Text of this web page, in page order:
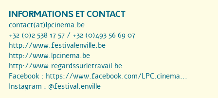
INFORMATIONS ET CONTACT
contact(at)lpcinema.be
+32 (0)2 538 17 57 / +32 (0)493 56 69 07
http://www.festivalenville.be
http://www.lpcinema.be
http://www.regardssurletravail.be
Facebook : https://www.facebook.com/LPC.cinema...
Instagram : @festival.enville